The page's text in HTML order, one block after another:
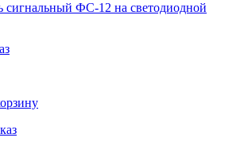
сигнальный ФС-12 на светодиодной